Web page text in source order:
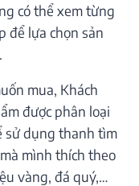
có thể xem từng
để lựa chọn sản
mua, Khách
được phân loại
sử dụng thanh tìm
mình thích theo
vàng, đá quý,…